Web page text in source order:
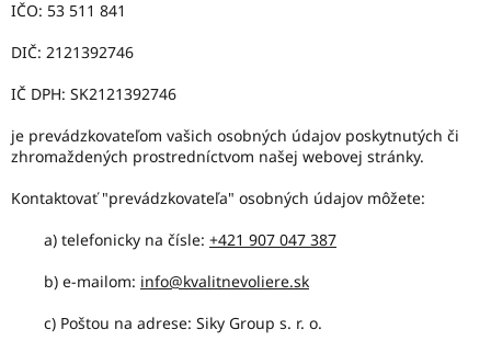
IČO: 53 511 841
DIČ: 2121392746
IČ DPH: SK2121392746
je prevádzkovateľom vašich osobných údajov poskytnutých či
zhromaždených prostredníctvom našej webovej stránky.
Kontaktovať "prevádzkovateľa" osobných údajov môžete:
a) telefonicky na čísle: +421 907 047 387
b) e-mailom: info@kvalitnevoliere.sk
c) Poštou na adrese: Siky Group s. r. o.